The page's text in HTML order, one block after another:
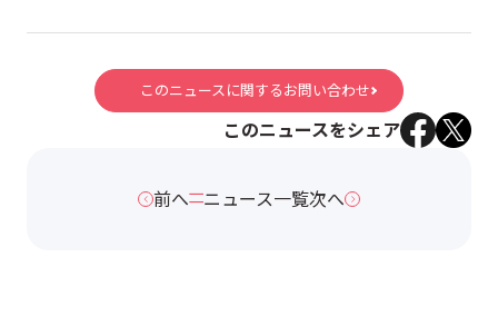
このニュースに関するお問い合わせ
このニュースをシェア
前へ ニュース一覧次へ